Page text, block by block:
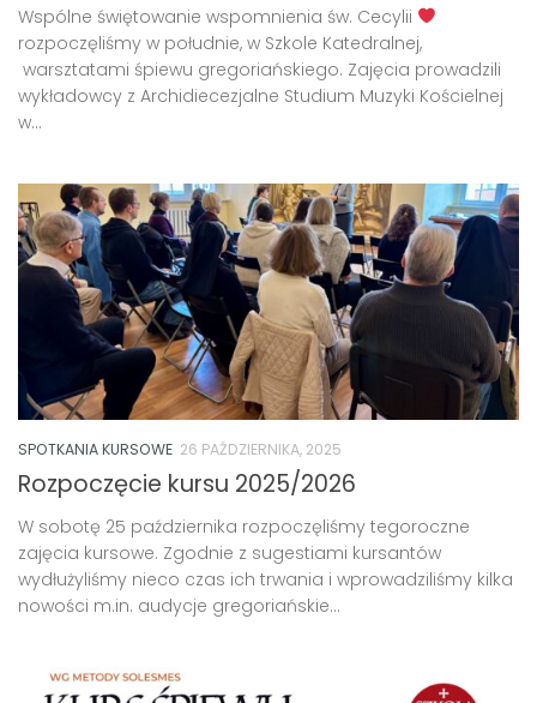
Wspólne świętowanie wspomnienia św. Cecylii
rozpoczęliśmy w południe, w Szkole Katedralnej,
warsztatami śpiewu gregoriańskiego. Zajęcia prowadzili
wykładowcy z Archidiecezjalne Studium Muzyki Kościelnej
w...
SPOTKANIA KURSOWE 26 PAŹDZIERNIKA, 2025
Rozpoczęcie kursu 2025/2026
W sobotę 25 października rozpoczęliśmy tegoroczne
zajęcia kursowe. Zgodnie z sugestiami kursantów
wydłużyliśmy nieco czas ich trwania i wprowadziliśmy kilka
nowości m.in. audycje gregoriańskie...